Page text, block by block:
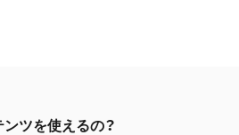
ツを使えるの？